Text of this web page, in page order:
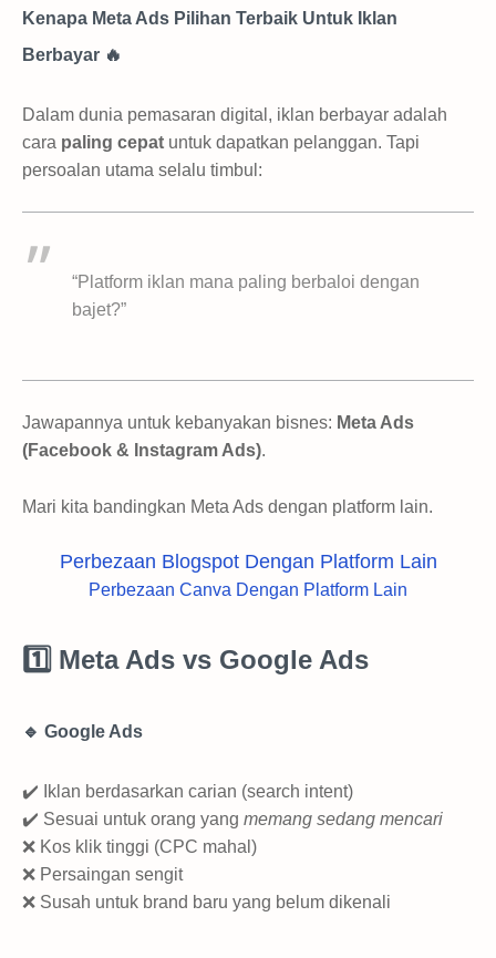
Kenapa Meta Ads Pilihan Terbaik Untuk Iklan
Berbayar 🔥
Dalam dunia pemasaran digital, iklan berbayar adalah
cara paling cepat untuk dapatkan pelanggan. Tapi
persoalan utama selalu timbul:
“Platform iklan mana paling berbaloi dengan
bajet?”
Jawapannya untuk kebanyakan bisnes: Meta Ads
(Facebook & Instagram Ads).
Mari kita bandingkan Meta Ads dengan platform lain.
Perbezaan Blogspot Dengan Platform Lain
Perbezaan Canva Dengan Platform Lain
1️⃣ Meta Ads vs Google Ads
🔹 Google Ads
✔️ Iklan berdasarkan carian (search intent)
✔️ Sesuai untuk orang yang memang sedang mencari
❌ Kos klik tinggi (CPC mahal)
❌ Persaingan sengit
❌ Susah untuk brand baru yang belum dikenali